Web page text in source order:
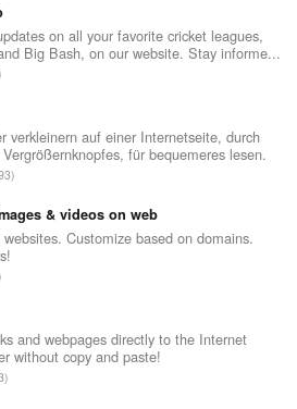
on all your favorite cricket leagues,
Big Bash, on our website. Stay informe...
verkleinern auf einer Internetseite, durch
für bequemeres lesen.
& videos on web
Customize based on domains.
and webpages directly to the Internet
without copy and paste!